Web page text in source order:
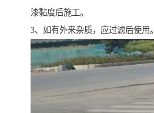
漆黏度后施工。
3、如有外来杂质，应过滤后使用。